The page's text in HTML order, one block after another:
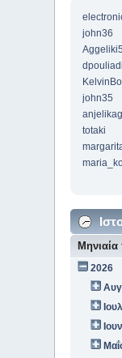
john36
john35
totaki
2026